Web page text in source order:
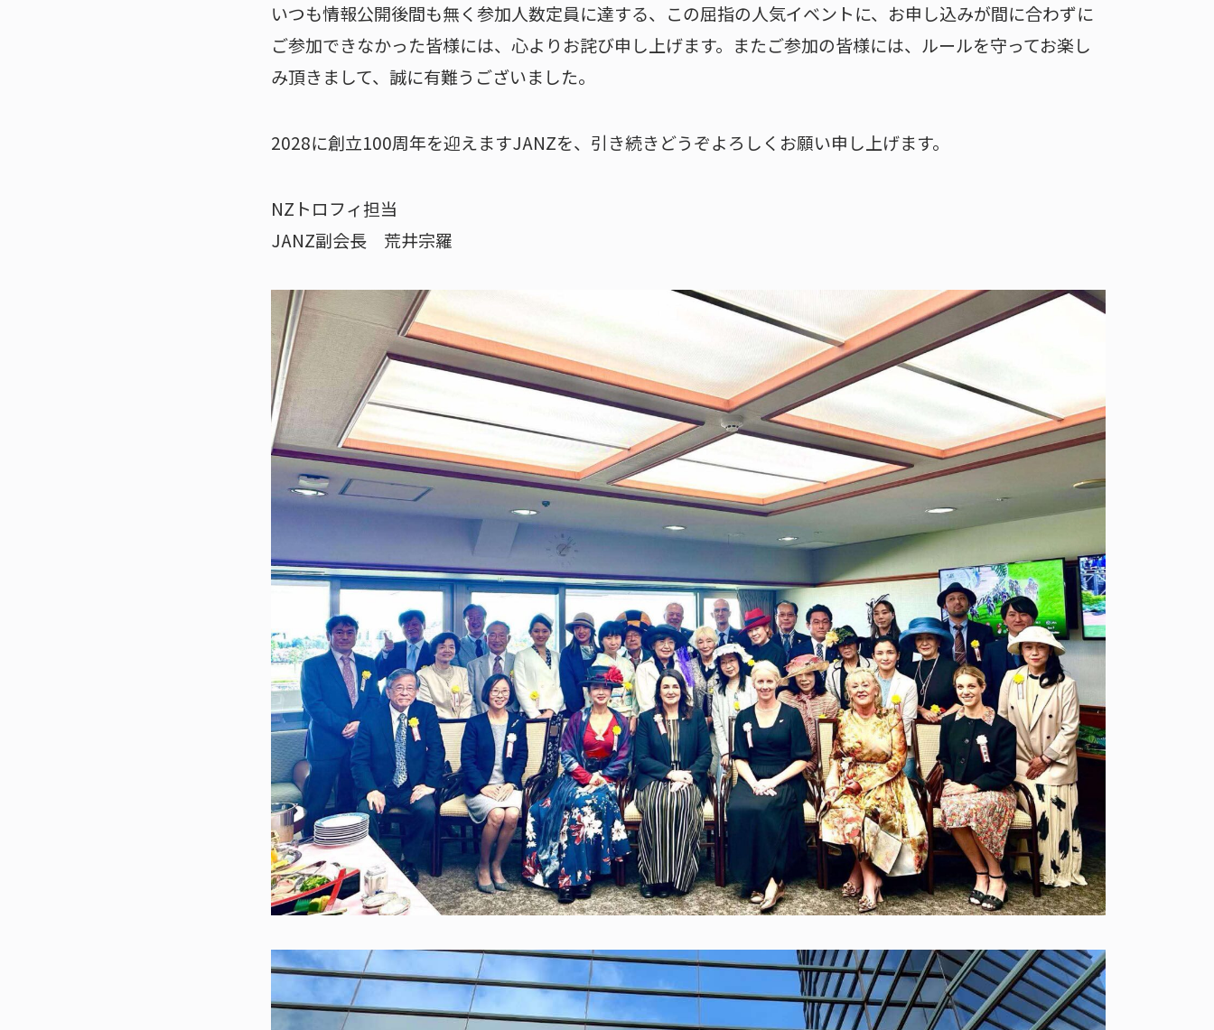
いつも情報公開後間も無く参加人数定員に達する、この屈指の人気イベントに、お申し込みが間に合わずに
ご参加できなかった皆様には、心よりお詫び申し上げます。またご参加の皆様には、ルールを守ってお楽し
み頂きまして、誠に有難うございました。
2028に創立100周年を迎えますJANZを、引き続きどうぞよろしくお願い申し上げます。
NZトロフィ担当
JANZ副会長 荒井宗羅